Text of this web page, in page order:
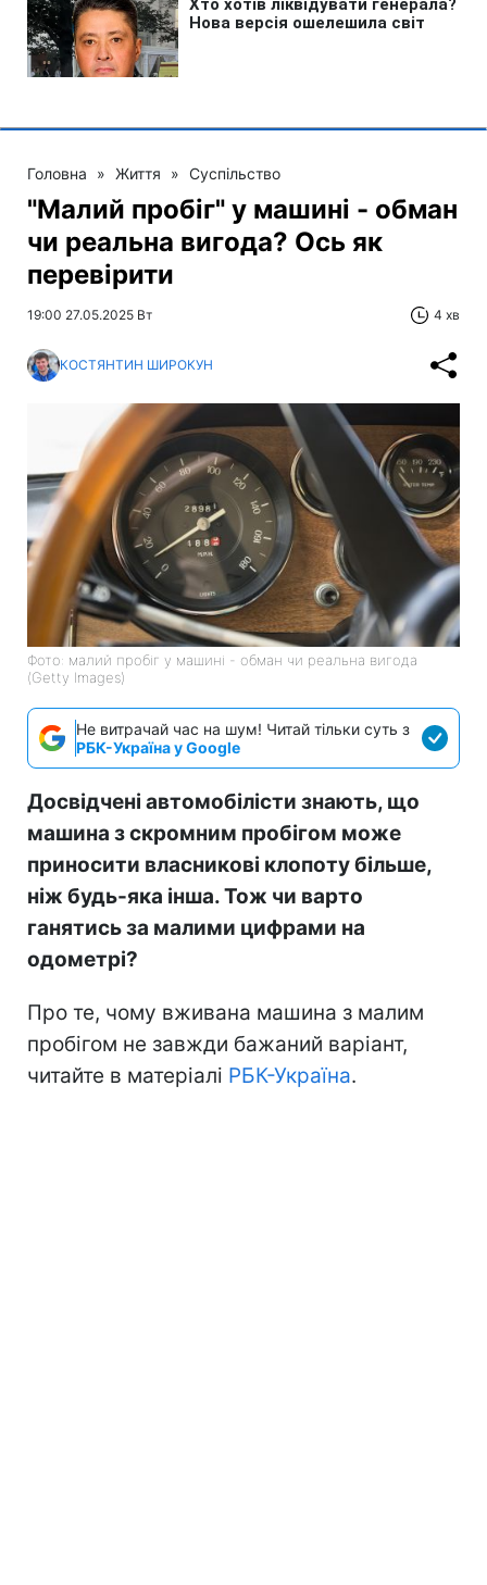
Головна » Життя » Суспільство
"Малий пробіг" у машині - обман
чи реальна вигода? Ось як
перевірити
19:00 27.05.2025 Вт 4 хв
КОСТЯНТИН ШИРОКУН
Фото: малий пробіг у машині - обман чи реальна вигода
(Getty Images)
Не витрачай час на шум! Читай тільки суть з
РБК-Україна у Google
Досвідчені автомобілісти знають, що
машина з скромним пробігом може
приносити власникові клопоту більше,
ніж будь-яка інша. Тож чи варто
ганятись за малими цифрами на
одометрі?
Про те, чому вживана машина з малим
пробігом не завжди бажаний варіант,
читайте в матеріалі РБК-Україна.